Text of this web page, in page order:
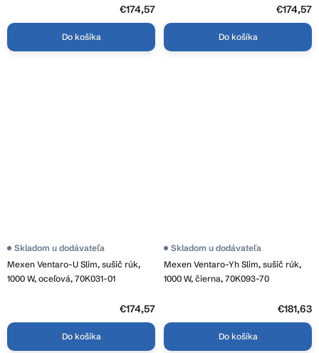
€174,57
Do košíka
€174,57
Do košíka
Mexen Ventaro-U Slim, sušič rúk,
1000 W, oceľová, 70K031-01
Skladom u dodávateľa
€174,57
Do košíka
Mexen Ventaro-Yh Slim, sušič rúk,
1000 W, čierna, 70K093-70
Skladom u dodávateľa
€181,63
Do košíka